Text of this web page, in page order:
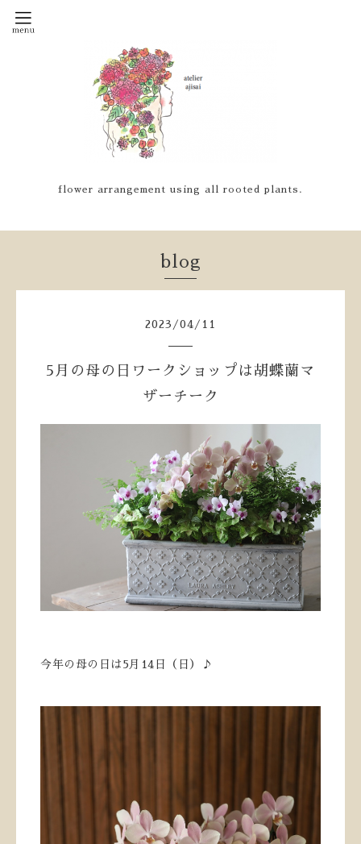
flower arrangement using all rooted plants.
blog
2023 /04 / 11
5月の母の日ワークショップは胡蝶蘭マ
ザーチーク
今年の母の日は5月14日（日）♪